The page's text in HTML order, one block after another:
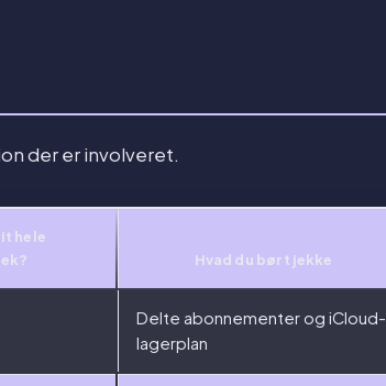
der er involveret.
hele
Hvad du bør tjekke
Delte abonnementer og iCloud-
lagerplan